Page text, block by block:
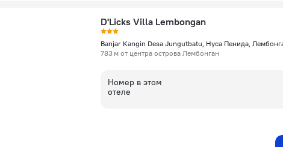
D'Licks Villa Lembongan
Banjar Kangin Desa Jungutbatu, Нуса Пенида,
783 м от центра острова Лембонган
Номер в этом
отеле